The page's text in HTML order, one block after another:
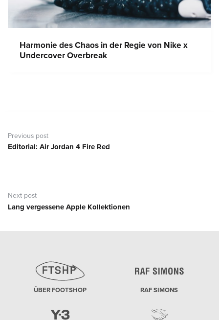
Harmonie des Chaos in der Regie von Nike x
Undercover Overbreak
Previous post
Previous
Editorial: Air Jordan 4 Fire Red
Next post
Next
Lang vergessene Apple Kollektionen
ÜBER FOOTSHOP RAF SIMONS